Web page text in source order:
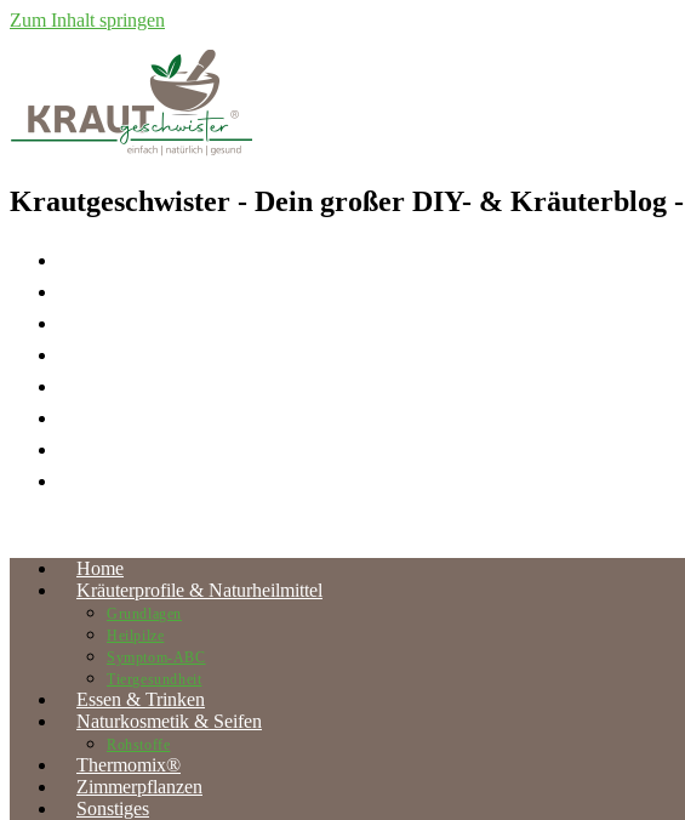
Zum Inhalt springen
Krautgeschwister - Dein großer DIY- & Kräuterblog -
Home
Kräuterprofile & Naturheilmittel
Grundlagen
Heilpilze
Symptom-ABC
Tiergesundheit
Essen & Trinken
Naturkosmetik & Seifen
Rohstoffe
Thermomix®
Zimmerpflanzen
Sonstiges